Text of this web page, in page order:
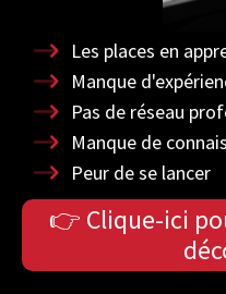
Les places en
Manque
Pas de réseau
Manque de
Peur de se lancer
👉 Clique-ici